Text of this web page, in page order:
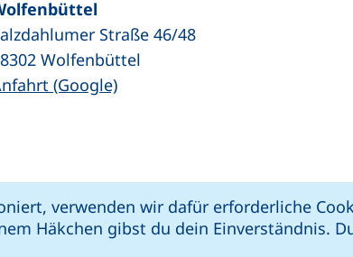
verwenden wir dafür erforderliche
Häkchen gibst du dein Einverständnis.
öffnet neues Fenster)
Link, öffnet neues Fenster)
(externer Link, öffnet neues Fenster)
(externer Link, öffnet neues Fenster)
Straße 46/48
Wolfenbüttel
(Google)(externer Link, öffnet neues
melden